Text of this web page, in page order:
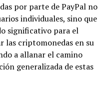
por parte de PayPal no
individuales, sino que
significativo para el
las criptomonedas en su
a allanar el camino
generalizada de estas